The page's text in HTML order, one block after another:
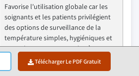
Télécharger Le PDF Gratuit
Favorise l'utilisation globale car les
soignants et les patients privilégient
des options de surveillance de la
température simples, hygiéniques et
peu exigeantes en entretien à
domicile.